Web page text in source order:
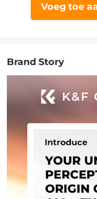
Voeg toe
Brand Story